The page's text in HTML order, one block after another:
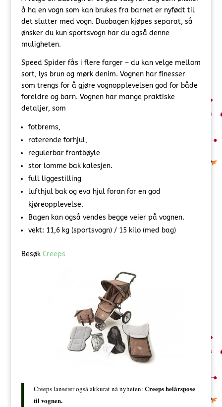
å ha en vogn som kan brukes fra barnet er nyfødt til
det slutter med vogn. Duobagen kjøpes separat, så
ønsker du kun sportsvogn har du også denne
muligheten.
Speed Spider fås i flere farger – du kan velge mellom
sort, lys brun og mørk denim. Vognen har finesser
som trengs for å gjøre vognopplevelsen god for både
foreldre og barn. Vognen har mange praktiske
detaljer, som
fotbrems,
roterende forhjul,
regulerbar frontbøyle
stor lomme bak kalesjen.
full liggestilling
lufthjul bak og eva hjul foran for en god
kjøreopplevelse.
Bagen kan også vendes begge veier på vognen.
vekt: 11,6 kg (sportsvogn) / 15 kilo (med bag)
Besøk Creeps
Creeps lanserer også akkurat nå nyheten: Creeps helårspose
til vognen.